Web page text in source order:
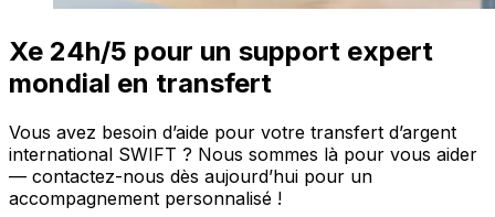
Xe 24h/5 pour un support expert
mondial en transfert
Vous avez besoin d’aide pour votre transfert d’argent
international SWIFT ? Nous sommes là pour vous aider
— contactez-nous dès aujourd’hui pour un
accompagnement personnalisé !